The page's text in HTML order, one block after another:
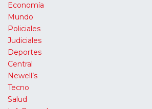
Economía
Mundo
Policiales
Judiciales
Deportes
Central
Newell’s
Tecno
Salud